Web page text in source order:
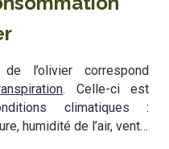
l’olivier correspond
. Celle-ci est
climatiques :
humidité de l’air, vent…